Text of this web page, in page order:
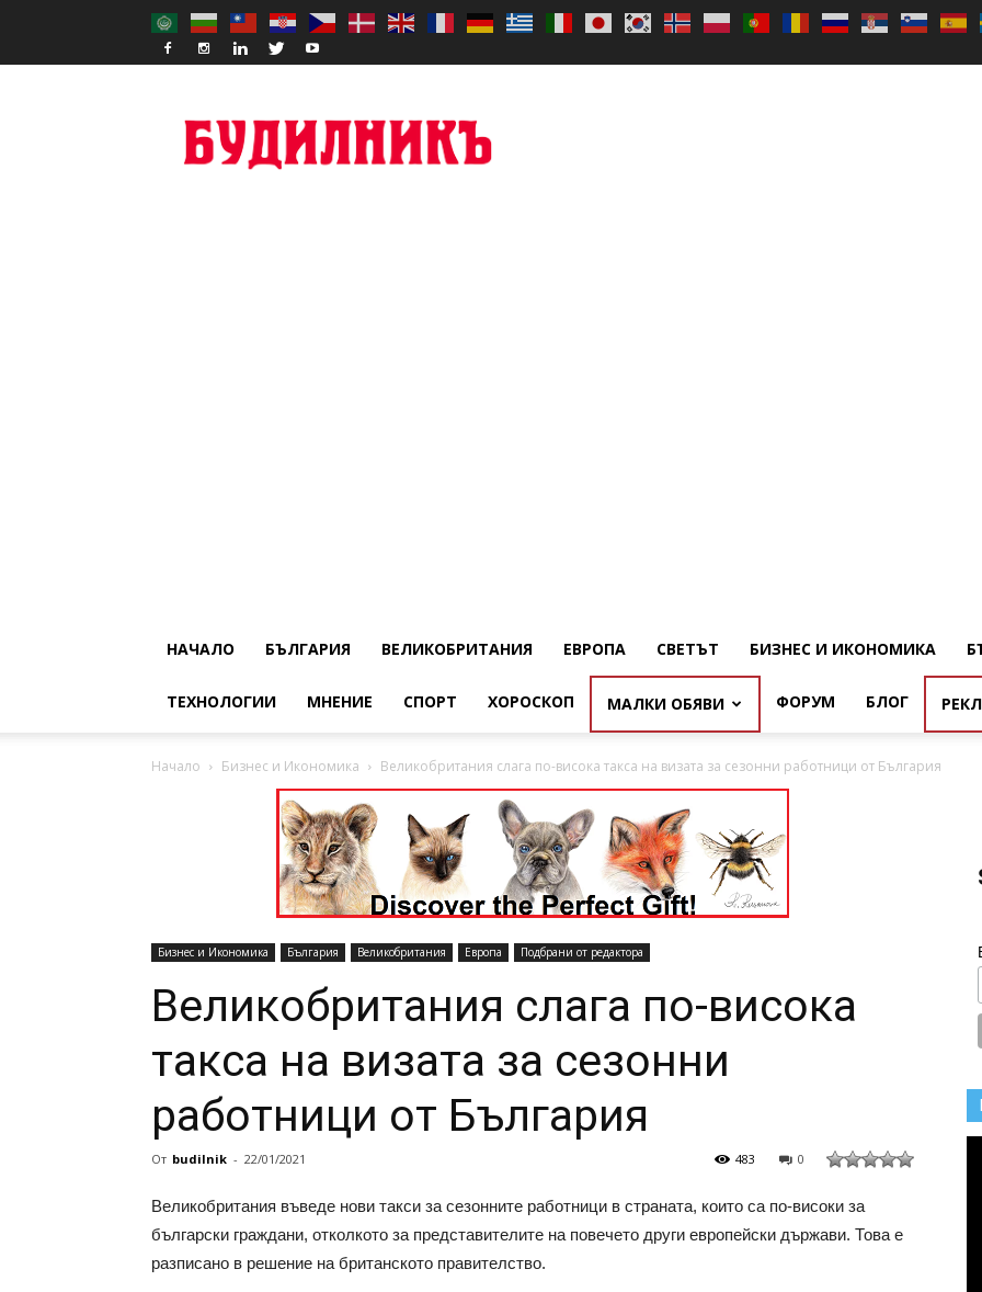
НАЧАЛО БЪЛГАРИЯ ВЕЛИКОБРИТАНИЯ ЕВРОПА СВЕТЪТ БИЗНЕС И ИКОНОМИКА
ТЕХНОЛОГИИ МНЕНИЕ СПОРТ ХОРОСКОП МАЛКИ ОБЯВИ ФОРУМ БЛОГ
Начало Бизнес и Икономика Великобритания слага по-висока такса на визата за сезонни работници от България
Бизнес и Икономика България Великобритания Европа Подбрани от редактора
Великобритания слага по-висока
такса на визата за сезонни
работници от България
От budilnik - 22/01/2021 0
483
Великобритания въведе нови такси за сезонните работници в страната, които са по-високи за
български граждани, отколкото за представителите на повечето други европейски държави. Това е
разписано в решение на британското правителство.